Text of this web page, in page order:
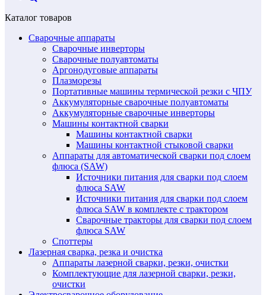
Каталог товаров
Сварочные аппараты
Сварочные инверторы
Сварочные полуавтоматы
Аргонодуговые аппараты
Плазморезы
Портативные машины термической резки с ЧПУ
Аккумуляторные сварочные полуавтоматы
Аккумуляторные сварочные инверторы
Машины контактной сварки
Машины контактной сварки
Машины контактной стыковой сварки
Аппараты для автоматической сварки под слоем
флюса (SAW)
Источники питания для сварки под слоем
флюса SAW
Источники питания для сварки под слоем
флюса SAW в комплекте с трактором
Сварочные тракторы для сварки под слоем
флюса SAW
Споттеры
Лазерная сварка, резка и очистка
Аппараты лазерной сварки, резки, очистки
Комплектующие для лазерной сварки, резки,
очистки